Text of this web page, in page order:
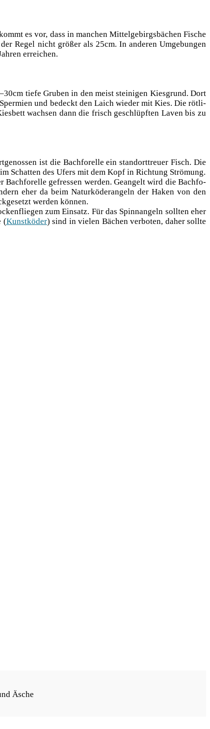
es vor, dass in man­chen Mit­tel­ge­birgs­bä­chen Fische
Regel nicht grö­ßer als 25cm. In ande­ren Umge­bun­gen
erreichen.
tie­fe Gru­ben in den meist stei­ni­gen Kies­grund. Dort
und bedeckt den Laich wie­der mit Kies. Die röt­li­
wach­sen dann die frisch geschlüpf­ten Laven bis zu
ist die Bach­fo­rel­le ein stand­ort­treu­er Fisch. Die
Schat­ten des Ufers mit dem Kopf in Rich­tung Strömung.
Bach­fo­rel­le gefres­sen wer­den. Gean­gelt wird die Bach­fo­
eher da beim Natur­kö­der­an­geln der Haken von den
wer­den können.
zum Ein­satz. Für das Spinn­an­geln soll­ten eher
(Kunst­kö­der) sind in vie­len Bächen ver­bo­ten, daher soll­te
Äsche